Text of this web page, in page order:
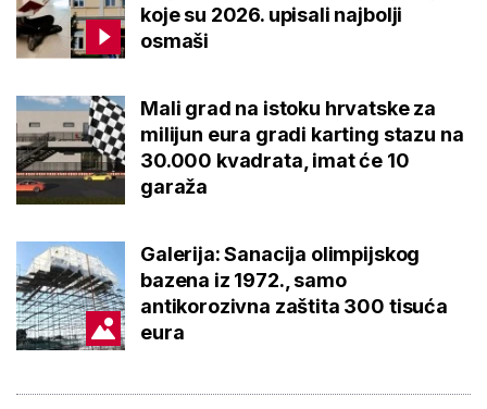
koje su 2026. upisali najbolji
osmaši
Mali grad na istoku hrvatske za
milijun eura gradi karting stazu na
30.000 kvadrata, imat će 10
garaža
Galerija: Sanacija olimpijskog
bazena iz 1972., samo
antikorozivna zaštita 300 tisuća
eura